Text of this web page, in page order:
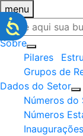
menu
Sobre
Pilares
Grupos de
Dados do Setor
Números do
Números
Inaugurações